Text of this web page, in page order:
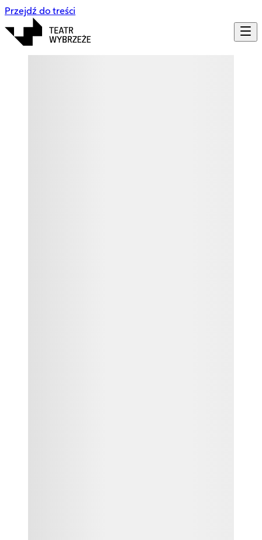
Przejdź do treści